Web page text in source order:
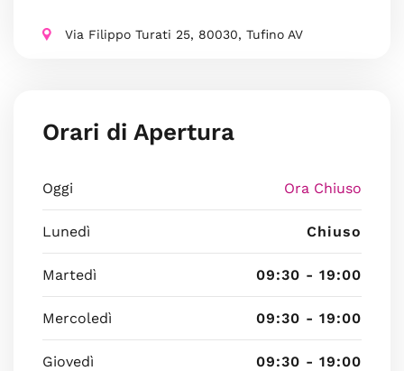
Via Filippo Turati 25, 80030, Tufino AV
Orari di Apertura
Oggi Ora Chiuso
Lunedì Chiuso
Martedì 09:30 - 19:00
Mercoledì 09:30 - 19:00
Giovedì 09:30 - 19:00